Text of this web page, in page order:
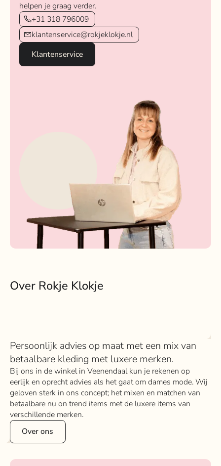
helpen je graag verder.
+31 318 796009
klantenservice@rokjeklokje.nl
Klantenservice
Over Rokje Klokje
Persoonlijk advies op maat met een mix van
betaalbare kleding met luxere merken.
Bij ons in de winkel in Veenendaal kun je rekenen op
eerlijk en oprecht advies als het gaat om dames mode. Wij
geloven sterk in ons concept; het mixen en matchen van
betaalbare nu on trend items met de luxere items van
verschillende merken.
Over ons